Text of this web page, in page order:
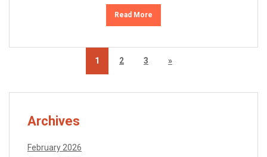
Read More
1 2 3 »
Archives
February 2026